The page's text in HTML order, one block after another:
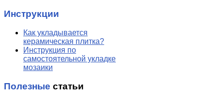
Инструкции
Как укладывается
керамическая плитка?
Инструкция по
самостоятельной укладке
мозаики
Полезные статьи